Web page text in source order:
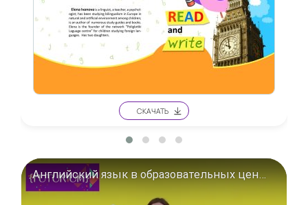
Английский язык в образовательных центрах Футуриум. Демо-видео